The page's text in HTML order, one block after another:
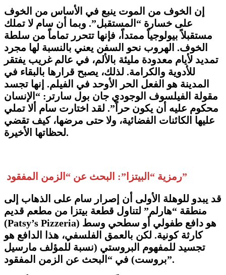
إن الخوف من الموت ينبع في الأساس من الخوف
على خسارة “المستقبل”. وبما أن سام لا تملك
مستقبلاً بيولوجياً ممتداً، فإنها تتحرر تماماً من سلطة
الخوف. الهروب نحو السفن يعني بالنسبة لها مجرد
تمديد لأيام معدودة مليئة بالألم، في عالم غريب يفتقر
للأدوية والكرامة. لذلك، يصبح قرارها بالبقاء في
المدينة هو الفعل الحر الأوحد في الفيلم. إنها تجسد
مقولة الفيلسوف الوجودي جان بول سارتر: “الإنسان
محكوم عليه أن يكون حراً”. لقد اختارت سام ألا تملي
عليها الكائنات الفضائية، ولا حتى مرضها، كيف تقضي
لحظاتها الأخيرة.
رمزية “البيتزا”: البحث عن “الزمن المفقود”
​قد يبدو للوهلة الأولى أن إصرار سام على الذهاب إلى
منطقة “هارلم” لتناول قطعة بيتزا من مطعم قديم
(Patsy’s Pizzeria) هو دافع طفولي أو سطحي وسط
كارثة كونية. لكن بالعمق الفلسفي، هذا الدافع هو
تجسيد للمفهوم البروستي (نسبة للمؤلف مارسيل
بروست) في “البحث عن الزمن المفقود”.